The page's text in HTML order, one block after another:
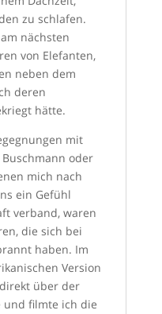
zu schlafen.
nächsten
von Elefanten,
neben dem
deren
hätte.
mit
oder
mich nach
ein Gefühl
verband, waren
die sich bei
haben. Im
Version
über der
und filmte ich die